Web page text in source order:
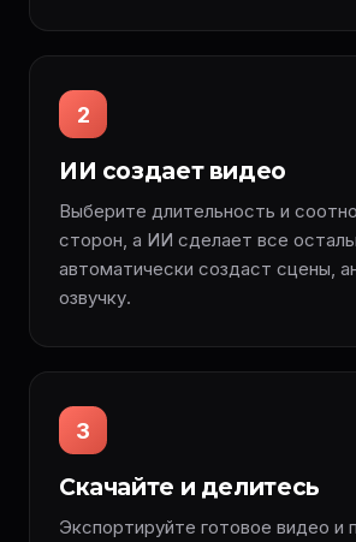
2
ИИ создает видео
Выберите длительность и
сторон, а ИИ сделает все
автоматически создаст сцены,
озвучку.
3
Скачайте и делитесь
Экспортируйте готовое видео и